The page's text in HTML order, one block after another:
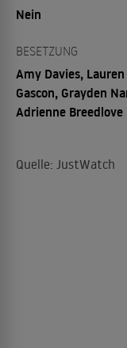
Nein
BESETZUNG
Amy Davies,
Gascon, Grayden
Adrienne Breedlove
Quelle: JustWatch